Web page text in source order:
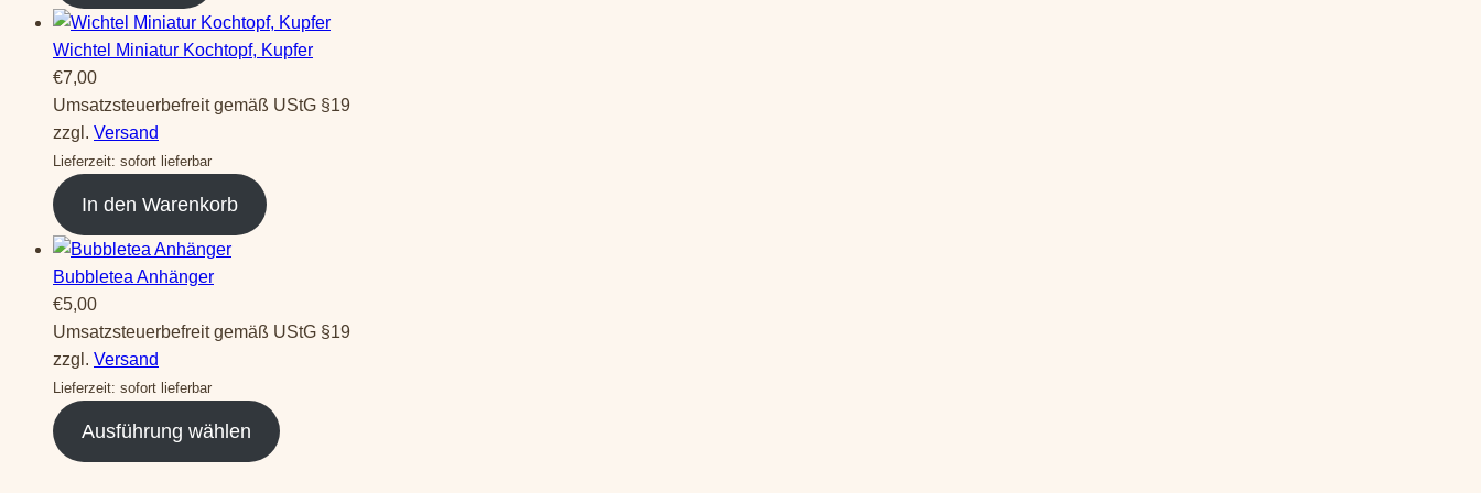
Wichtel Miniatur Kochtopf, Kupfer
€7,00
Umsatzsteuerbefreit gemäß UStG §19
zzgl. Versand
Lieferzeit: sofort lieferbar
In den Warenkorb
Bubbletea Anhänger
€5,00
Umsatzsteuerbefreit gemäß UStG §19
zzgl. Versand
Lieferzeit: sofort lieferbar
Ausführung wählen